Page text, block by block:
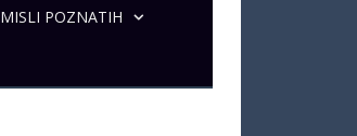
MISLI POZNATIH